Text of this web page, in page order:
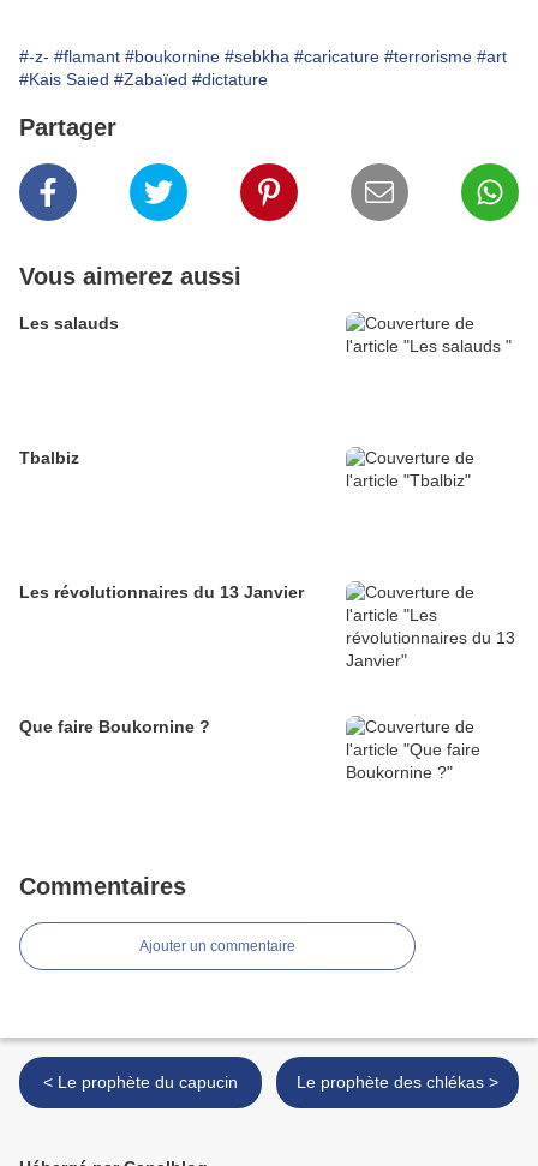
#-z- #flamant #boukornine #sebkha #caricature #terrorisme #art
#Kais Saied #Zabaïed #dictature
Partager
Vous aimerez aussi
Les salauds
Tbalbiz
Les révolutionnaires du 13 Janvier
Que faire Boukornine ?
Commentaires
Ajouter un commentaire
< Le prophète du capucin Le prophète des chlékas >